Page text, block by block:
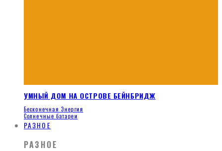
УМНЫЙ ДОМ НА ОСТРОВЕ БЕЙНБРИДЖ
Бесконечная Энергия
Солнечные батареи
РАЗНОЕ
РАЗНОЕ